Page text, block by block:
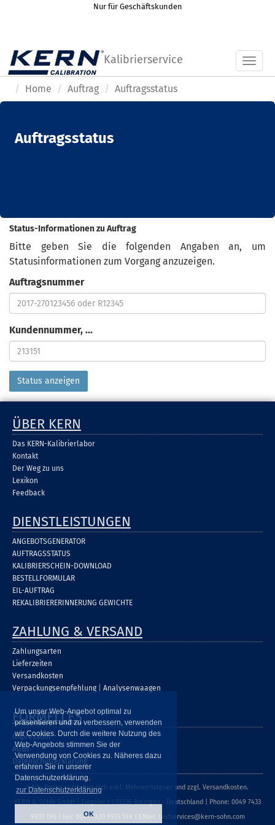
Um unser Web-Angebot optimal zu
präsentieren und zu verbessern, verwenden
wir Cookies. Durch die weitere Nutzung des
Web-Angebots stimmen Sie der
Verwendung von Cookies zu. Näheres dazu
erfahren Sie in unserer
Datenschutzerklärung.
zur Datenschutzerklärung
OK
Nur für Geschäftskunden
Kalibrierservice
Home Auftrag Auftragsstatus
Auftragsstatus
Status-Informationen zu Auftrag
Bitte geben Sie die folgenden Angaben an, um
Statusinformationen zum Vorgang anzuzeigen.
Auftragsnummer
Kundennummer, ...
ÜBER KERN
Das KERN-Kalibrierlabor
Kontakt
Der Weg zu uns
Lexikon
Feedback
DIENSTLEISTUNGEN
ANGEBOTSGENERATOR
AUFTRAGSSTATUS
KALIBRIERSCHEIN-DOWNLOAD
BESTELLFORMULAR
EIL-AUFTRAG
REKALIBRIERERINNERUNG GEWICHTE
ZAHLUNG & VERSAND
Zahlungsarten
Lieferzeiten
Versandkosten
Verpackungsempfehlung
Analysenwaagen
FORMELLES
Impressum
AGBs
Datenschutzerklärung
* Alle Preise verstehen sich exkl. Mehrwertsteuer und zzgl. Versandkosten.
KERN & SOHN GmbH | Ziegelei 1 | 72336 Balingen - Deutschland | Phone: 0049 7433
9933 196 | Fax: 0049 7433 9933 149 | EMail: testservices@kern-sohn.com